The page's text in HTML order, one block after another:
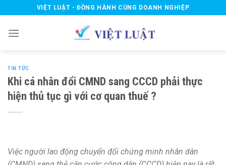
to
content
VIỆT LUẬT - ĐỒNG HÀNH CÙNG DOANH NGHIỆP
TIN TỨC
Khi cá nhân đổi CMND sang CCCD phải thực
hiện thủ tục gì với cơ quan thuế ?
Việc người lao động chuyển đổi chứng minh nhân dân